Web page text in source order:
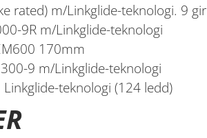
rated) m/Linkglide-teknologi. 9 gir
9R m/Linkglide-teknologi
170mm
9 m/Linkglide-teknologi
teknologi (124 ledd)